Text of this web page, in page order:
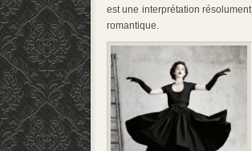
est une interprétation résolument
romantique.